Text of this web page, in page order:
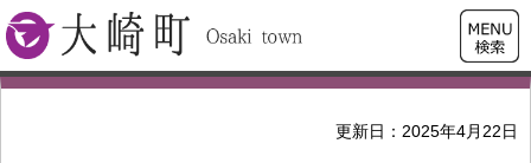
大崎町
検索・
共通メ
ニュー
更新日：2025年4月22日